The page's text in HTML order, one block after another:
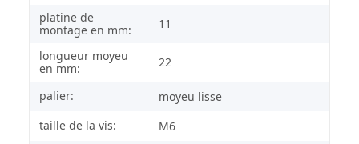
platine de
montage en mm:
11
longueur moyeu
en mm:
22
palier:
moyeu lisse
taille de la vis:
M6